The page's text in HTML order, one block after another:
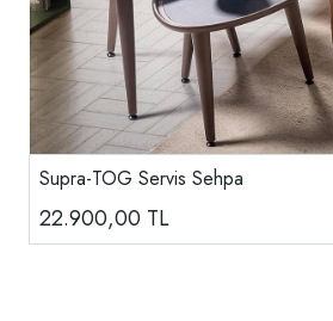
Supra-TOG Servis Sehpa
22.900,00 TL